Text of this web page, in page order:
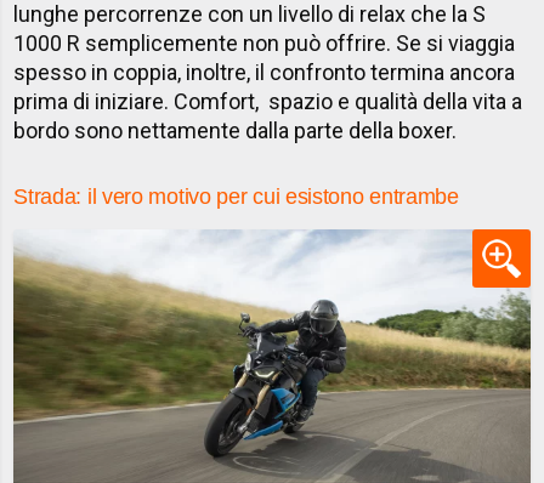
lunghe percorrenze con un livello di relax che la S
1000 R semplicemente non può offrire. Se si viaggia
spesso in coppia, inoltre, il confronto termina ancora
prima di iniziare. Comfort, spazio e qualità della vita a
bordo sono nettamente dalla parte della boxer.
Strada: il vero motivo per cui esistono entrambe